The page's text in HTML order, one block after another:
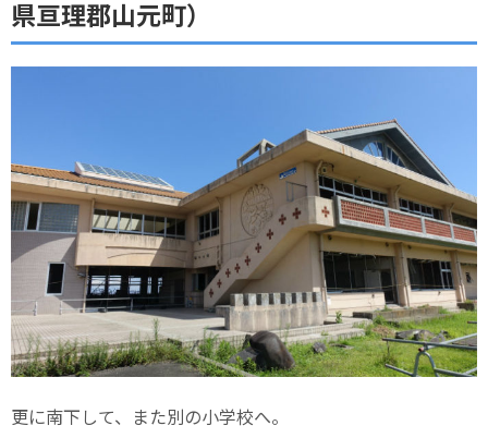
県亘理郡山元町）
更に南下して、また別の小学校へ。